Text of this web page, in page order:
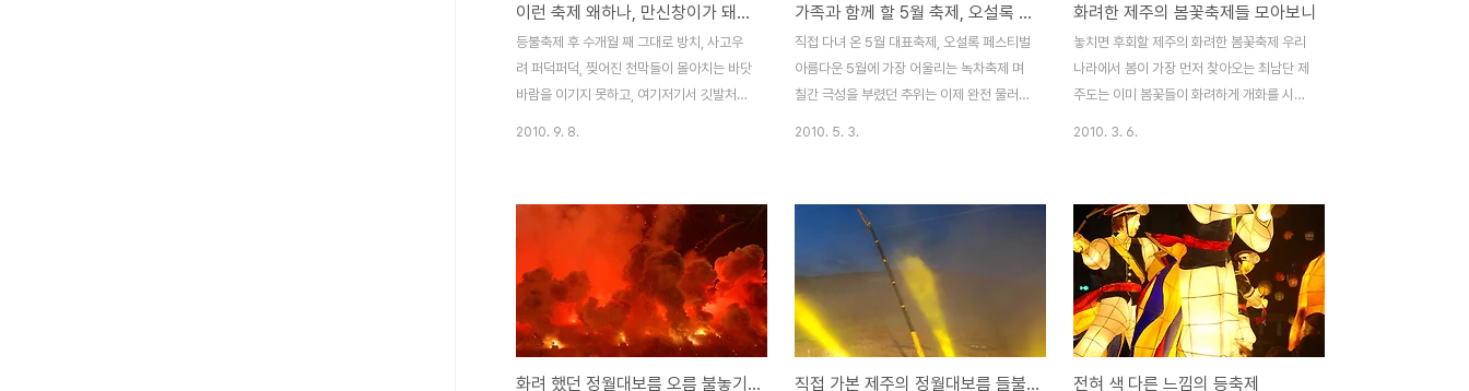
요일 저녁, 제주의 표선에 위치한 제주민속촌
에서의 전야제를 시작으로 신명나는 축제는
시작되었습니다. 한라산에 올해 첫눈이 내렸
던 지난 화요일 아침..
정으로 치르고 있는걸 보면 과연 제주를 대표
하는 축제라 할 만하더군요. 평일인 첫날부터
정말 많은 사람들이 몰렸습니다. 최남단 방어
축제가 이토록 인기가 좋은 ..
을은 바야흐로 축제의 계절임을 다시 한 번
실감하게 됩니다. 대한민국, 정말 축제가 많
은 나라지요. 곳곳에 우후죽순처럼 생겨나는
축제가 사회적인 문제점으로 부각..
이런 축제 왜하나, 만신창이가 돼버린 축제장
등불축제 후 수개월 째 그대로 방치, 사고우
려 퍼덕퍼덕, 찢어진 천막들이 몰아치는 바닷
바람을 이기지 못하고, 여기저기서 깃발처럼
고, 몸통이 찢겨진 채, 여기저기 그대로 방치
되어 있습니다. 최근에 여러 차례에 걸쳐 크
고 작은 태풍들이 이곳을 거쳐 가면서 마치
전쟁터를 방불케도 합니다. 취재를 하는 순간
에도 무차별하게 찢겨진 인형들의 모습을 보
고는 몇 차례에 걸쳐 흠칫 흠칫 놀래기도 하
였습니다. 남량물인 전설의 고향이나 얼마 전
2010. 9. 8.
가족과 함께 할 5월 축제, 오설록 페스티벌
직접 다녀 온 5월 대표축제, 오설록 페스티벌
아름다운 5월에 가장 어울리는 녹차축제 며
칠간 극성을 부렸던 추위는 이제 완전 물러갔
곳을 소개하려합니다. 봄을 찾아 떠나는 나들
이라 하여 다 같을 수는 없습니다. 실록의 계
절에 어울리는 싱그러움과 그 따스한 봄의 향
기를 오감으로 만족할 수 있다면 더없이 행복
한 봄 여행이 되지 않을까합니다. 끝이 보이
지 않는 24만평의 대지에 펼쳐진 녹색의 향
연에 새순이 돋아나면서 실록과의 교감을 마
2010. 5. 3.
화려한 제주의 봄꽃축제들 모아보니
놓치면 후회할 제주의 화려한 봄꽃축제 우리
나라에서 봄이 가장 먼저 찾아오는 최남단 제
주도는 이미 봄꽃들이 화려하게 개화를 시작
대는 청보리 축제에 이르기까지 3월말부터
약 한달 간 도내 곳곳에서 펼쳐지는 축제를
소개하려 합니다. 아름답고 화려한 봄꽃의 향
연은 이번 달 26일부터 시작됩니다. 대표적
인 봄꽃대축제인 제주왕벚꽃축제를 시작으로
가파도 청보리 축제와 유채꽃 축제까지 초록
과 노랑 그리고 하얀색의 총천연색으로 물들
2010. 3. 6.
화려 했던 정월대보름 오름 불놓기(화보) 직접 가본 제주의 정월대보름 들불축제 전혀 색 다른 느낌의 등축제